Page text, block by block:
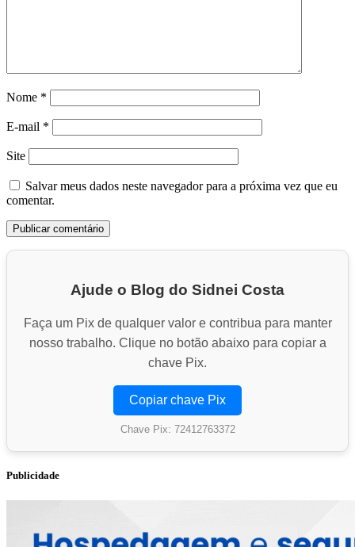
Nome *
E-mail *
Site
Salvar meus dados neste navegador para a próxima vez que eu
comentar.
Ajude o Blog do Sidnei Costa
Faça um Pix de qualquer valor e contribua para manter
nosso trabalho. Clique no botão abaixo para copiar a
chave Pix.
Copiar chave Pix
Chave Pix: 72412763372
Publicidade